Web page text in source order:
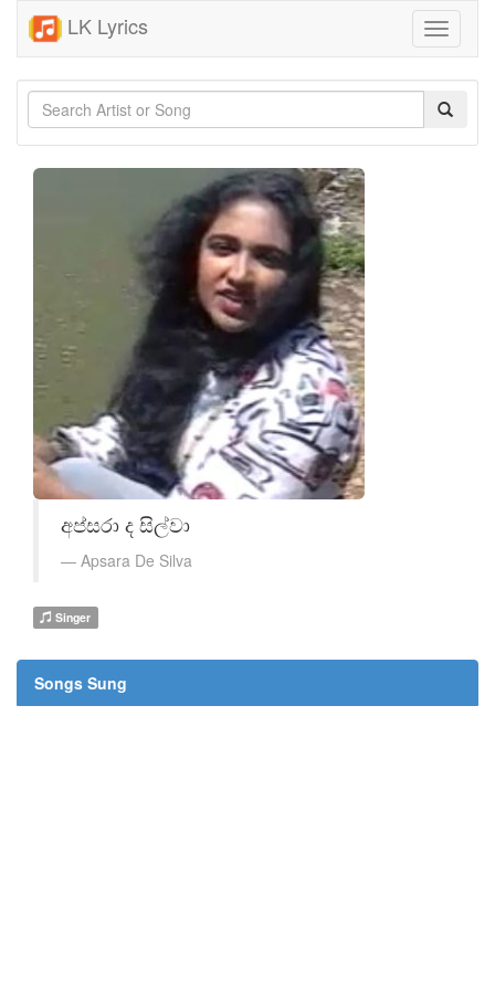
LK Lyrics
Toggle
අප්සරා ද සිල්වා
Apsara De Silva
Singer
Songs Sung